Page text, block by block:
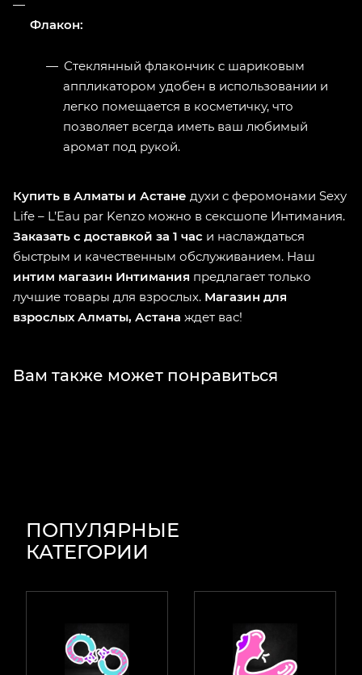
Флакон:
Стеклянный флакончик с шариковым
аппликатором удобен в использовании и
легко помещается в косметичку, что
позволяет всегда иметь ваш любимый
аромат под рукой.
Купить в Алматы и Астане духи с феромонами Sexy
Life – L’Eau par Kenzo можно в сексшопе Интимания.
Заказать с доставкой за 1 час и наслаждаться
быстрым и качественным обслуживанием. Наш
интим магазин Интимания предлагает только
лучшие товары для взрослых. Магазин для
взрослых Алматы, Астана ждет вас!
Вам также может понравиться
ПОПУЛЯРНЫЕ
КАТЕГОРИИ